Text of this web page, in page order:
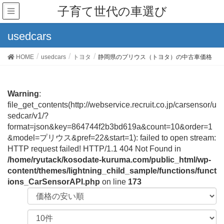
子育て世代の車選び
usedcars
HOME usedcars トヨタ 静岡県のプリウス（トヨタ）の中古車価格
Warning:
file_get_contents(http://webservice.recruit.co.jp/carsensor/u
sedcar/v1/?
format=json&key=864744f2b3bd619a&count=10&order=1
&model=プリウス&pref=22&start=1): failed to open stream:
HTTP request failed! HTTP/1.1 404 Not Found in
/home/ryutack/kosodate-kuruma.com/public_html/wp-
content/themes/lightning_child_sample/functions/funct
ions_CarSensorAPI.php on line 173